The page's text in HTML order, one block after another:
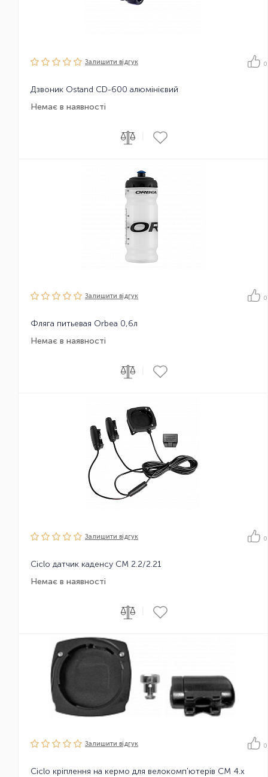
Залишити вiдгук 0
Дзвоник Ostand CD-600 алюмінієвий
Немає в наявності
Залишити вiдгук 0
Фляга питьевая Orbea 0,6л
Немає в наявності
Залишити вiдгук 0
Ciclo датчик каденсу CM 2.2/2.21
Немає в наявності
Залишити вiдгук 0
Ciclo кріплення на кермо для велокомп'ютерів CM 4.x